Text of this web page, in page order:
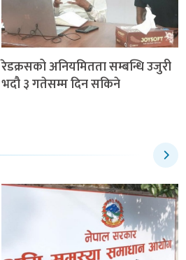
रेडक्रसको अनियमितता सम्बन्धि उजुरी
भदौ ३ गतेसम्म दिन सकिने